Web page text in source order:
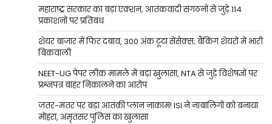
महाराष्ट्र सरकार का बड़ा एक्शन, आतंकवादी संगठनों से जुड़े 114
प्रकाशनों पर प्रतिबंध
शेयर बाजार में फिर दबाव, 300 अंक टूटा सेंसेक्स; बैंकिंग शेयरों में भारी
बिकवाली
NEET-UG पेपर लीक मामले में बड़ा खुलासा, NTA से जुड़े विशेषज्ञों पर
प्रश्नपत्र बाहर निकालने का आरोप
जंतर-मंतर पर बड़ा आतंकी प्लान नाकाम! ISI ने नाबालिगों को बनाया
मोहरा, अमृतसर पुलिस का खुलासा